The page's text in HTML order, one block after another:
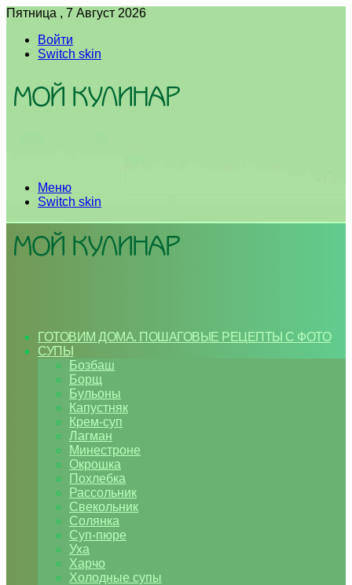
Пятница , 7 Август 2026
Войти
Switch skin
Меню
Switch skin
ГОТОВИМ ДОМА. ПОШАГОВЫЕ РЕЦЕПТЫ С ФОТО
СУПЫ
Бозбаш
Борщ
Бульоны
Капустняк
Крем-суп
Лагман
Минестроне
Окрошка
Похлебка
Рассольник
Свекольник
Солянка
Суп-пюре
Уха
Харчо
Холодные супы